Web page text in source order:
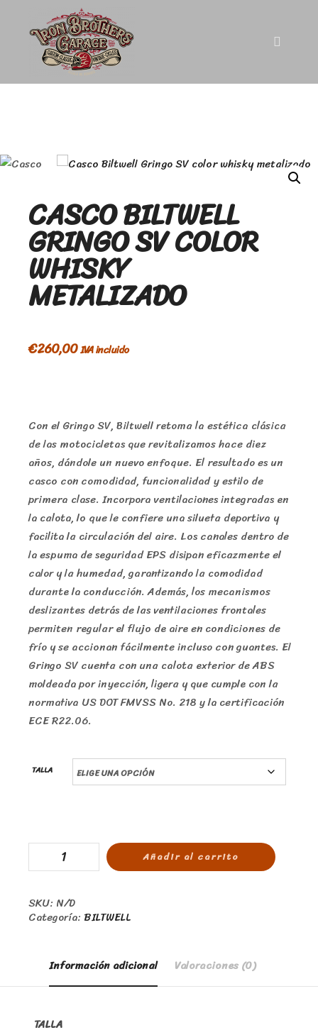
CASCO BILTWELL
GRINGO SV COLOR
WHISKY
METALIZADO
€260,00IVA incluido
Con el Gringo SV, Biltwell retoma la estética clásica
de las motocicletas que revitalizamos hace diez
años, dándole un nuevo enfoque. El resultado es un
casco con comodidad, funcionalidad y estilo de
primera clase. Incorpora ventilaciones integradas en
la calota, lo que le confiere una silueta deportiva y
facilita la circulación del aire. Los canales dentro de
la espuma de seguridad EPS disipan eficazmente el
calor y la humedad, garantizando la comodidad
durante la conducción. Además, los mecanismos
deslizantes detrás de las ventilaciones frontales
permiten regular el flujo de aire en condiciones de
frío y se accionan fácilmente incluso con guantes. El
Gringo SV cuenta con una calota exterior de ABS
moldeada por inyección, ligera y que cumple con la
normativa US DOT FMVSS No. 218 y la certificación
ECE R22.06.
TALLA
Añadir al carrito
SKU: N/D
Categoría: BILTWELL
Información adicional Valoraciones (0)
TALLA